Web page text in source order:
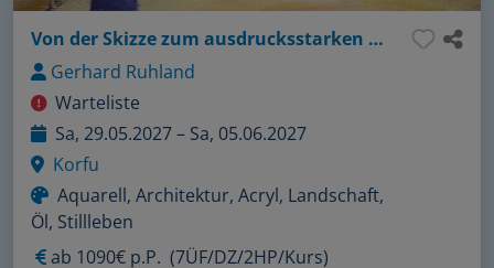
Von der Skizze zum ausdrucksstarken Bild in Aquarell, Acryl oder Öl
Gerhard Ruhland
Warteliste
Sa, 29.05.2027 – Sa, 05.06.2027
Korfu
Aquarell, Architektur, Acryl, Landschaft,
Öl, Stillleben
ab 1090€ p.P. (7ÜF/DZ/2HP/Kurs)